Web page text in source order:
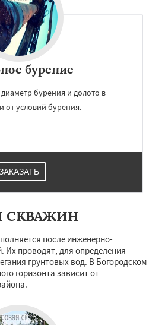
бурение
бурения и долото в
от условий бурения.
СКВАЖИН
после инженерно-
Их проводят, для определения
грунтовых вод. В Богородском
горизонта зависит от